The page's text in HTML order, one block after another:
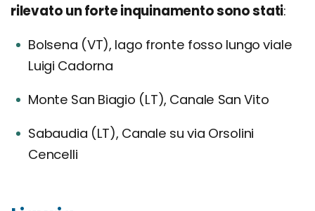
rilevato un forte inquinamento sono stati:
Bolsena (VT), lago fronte fosso lungo viale
Luigi Cadorna
Monte San Biagio (LT), Canale San Vito
Sabaudia (LT), Canale su via Orsolini
Cencelli